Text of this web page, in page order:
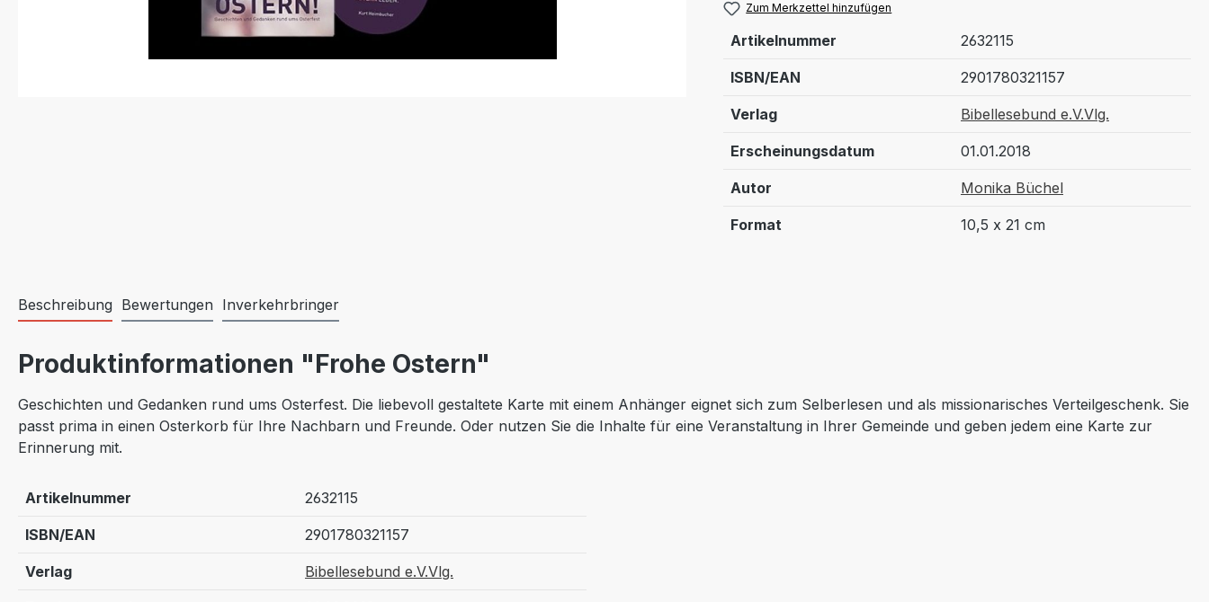
Zum Merkzettel hinzufügen
Artikelnummer 2632115
ISBN/EAN 2901780321157
Verlag Bibellesebund e.V.Vlg.
Erscheinungsdatum 01.01.2018
Autor Monika Büchel
Format 10,5 x 21 cm
Beschreibung Bewertungen Inverkehrbringer
Produktinformationen "Frohe Ostern"
Geschichten und Gedanken rund ums Osterfest. Die liebevoll gestaltete Karte mit einem Anhänger eignet sich zum Selberlesen und als missionarisches Verteilgeschenk. Sie
passt prima in einen Osterkorb für Ihre Nachbarn und Freunde. Oder nutzen Sie die Inhalte für eine Veranstaltung in Ihrer Gemeinde und geben jedem eine Karte zur
Erinnerung mit.
Artikelnummer 2632115
ISBN/EAN 2901780321157
Verlag Bibellesebund e.V.Vlg.